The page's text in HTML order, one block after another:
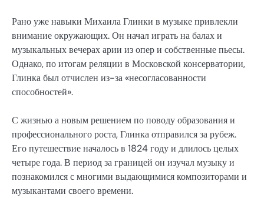
Рано уже навыки Михаила Глинки в музыке привлекли
внимание окружающих. Он начал играть на балах и
музыкальных вечерах арии из опер и собственные пьесы.
Однако, по итогам реляции в Московской консерватории,
Глинка был отчислен из-за «несогласованности
способностей».
С жизнью а новым решением по поводу образования и
профессионального роста, Глинка отправился за рубеж.
Его путешествие началось в 1824 году и длилось целых
четыре года. В период за границей он изучал музыку и
познакомился с многими выдающимися композиторами и
музыкантами своего времени.